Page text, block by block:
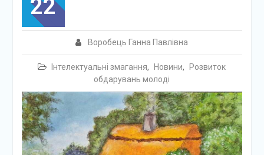
22
Воробець Ганна Павлівна
Інтелектуальні змагання, Новини,
Розвиток
обдарувань молоді